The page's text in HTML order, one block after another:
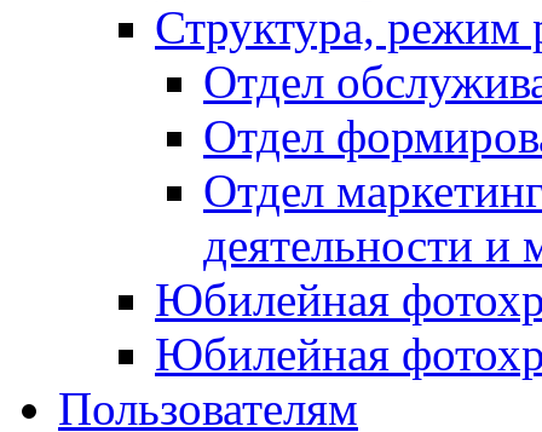
Структура, режим
Отдел
Отдел
Отдел
деятельности и
Юбилейная
Юбилейная
Пользователям
центральной